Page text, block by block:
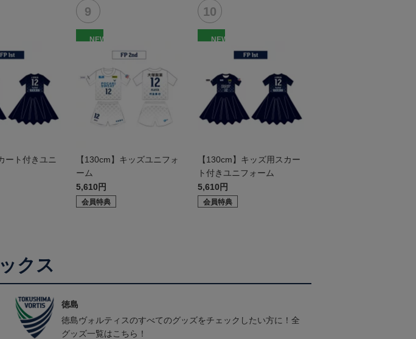
ート付きユニ
NEW
【130cm】キッズユニフォ
ーム
5,610円
会員特典
NEW
【130cm】キッズ用スカー
ト付きユニフォーム
5,610円
会員特典
クス
徳島
徳島ヴォルティスのすべてのグッズをチェックしたい方に！全
グッズ一覧はこちら！